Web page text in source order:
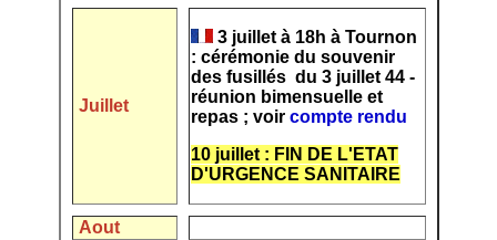
Juillet
3 juillet à 18h à Tournon
: cérémonie du souvenir
des fusillés du 3 juillet 44 -
réunion bimensuelle et
repas ; voircompte rendu
10 juillet : FIN DE L'ETAT
D'URGENCE SANITAIRE
Aout